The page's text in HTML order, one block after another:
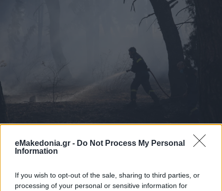
eMakedonia.gr - Do Not Process My Personal
Information
If you wish to opt-out of the sale, sharing to third parties, or
processing of your personal or sensitive information for
το χρονικό διάστημα το οποίο χρειάστηκε η Πυροσβεστική
για να φτάσει στο σημείο. Κρίσιμη παράμετρος είναι και ο